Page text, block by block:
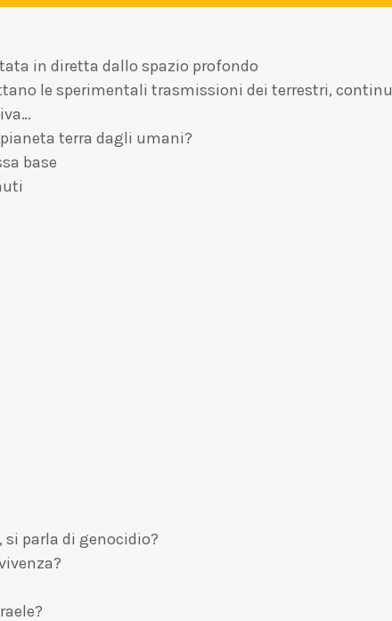
in diretta dallo spazio profondo
le sperimentali trasmissioni dei terrestri,
terra dagli umani?
base
si parla di genocidio?